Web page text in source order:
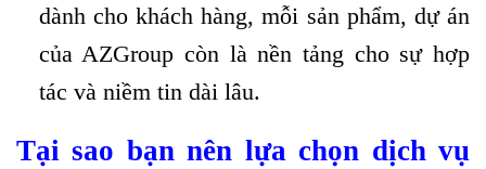
dành cho khách hàng, mỗi sản phẩm, dự án
của AZGroup còn là nền tảng cho sự hợp
tác và niềm tin dài lâu.
Tại sao bạn nên lựa chọn dịch vụ